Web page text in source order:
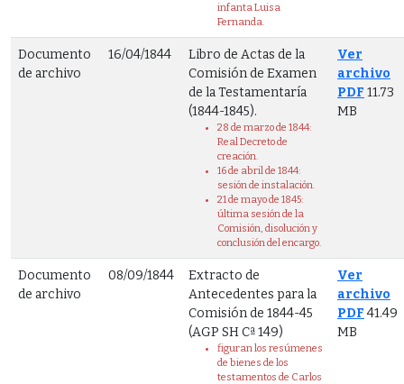
infanta Luisa
Fernanda.
Documento
de archivo
16/04/1844
Libro de Actas de la
Comisión de Examen
de la Testamentaría
(1844-1845).
28 de marzo de 1844:
Real Decreto de
creación.
16 de abril de 1844:
sesión de instalación.
21 de mayo de 1845:
última sesión de la
Comisión, disolución y
conclusión del encargo.
Ver
archivo
PDF 11.73
MB
Documento
de archivo
08/09/1844
Extracto de
Antecedentes para la
Comisión de 1844-45
(AGP SH Cª 149)
figuran los resúmenes
de bienes de los
testamentos de Carlos
Ver
archivo
PDF 41.49
MB